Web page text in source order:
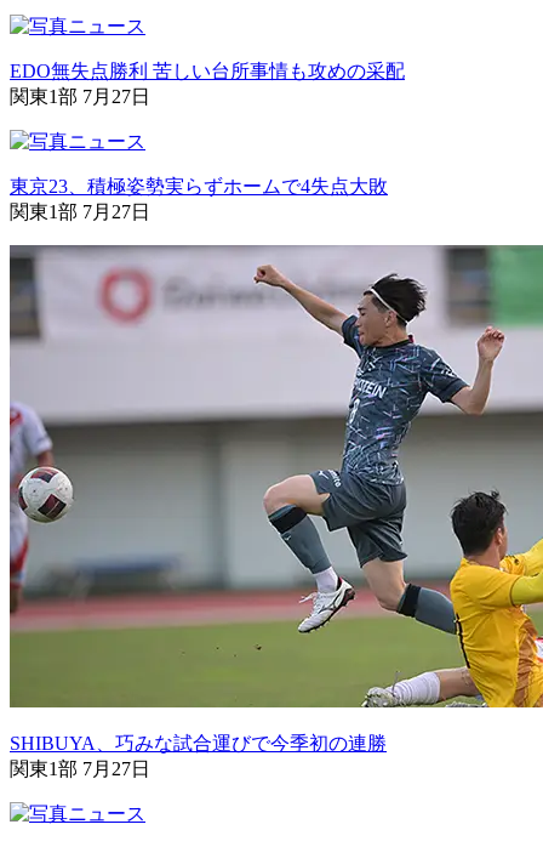
EDO無失点勝利 苦しい台所事情も攻めの采配
関東1部 7月27日
東京23、積極姿勢実らずホームで4失点大敗
関東1部 7月27日
SHIBUYA、巧みな試合運びで今季初の連勝
関東1部 7月27日